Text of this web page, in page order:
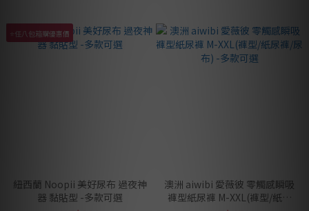
⭐任八包箱購優惠價
紐西蘭 Noopii 美好尿布 過夜神
器 黏貼型 -多款可選
澳洲 aiwibi 愛薇彼 零觸感瞬吸
褲型紙尿褲 M-XXL(褲型/紙尿